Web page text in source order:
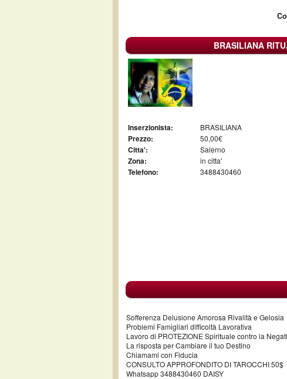
BRASILIANA
Inserzionista: BRASILIANA
Prezzo: 50,00€
Citta': Salerno
Zona: in citta'
Telefono: 3488430460
Sofferenza Delusione Amorosa Rivalità e Gelosia
Problemi Famigliari difficoltà Lavorativa
Lavoro di PROTEZIONE Spirituale contro la
La risposta per Cambiare il tuo Destino
Chiamami con Fiducia
CONSULTO APPROFONDITO DI TAROCCHI 50$
Whatsapp 3488430460 DAISY